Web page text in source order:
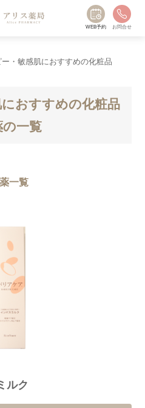
WEB予約 お問合せ
ー・敏感肌におすすめの化粧品
おすすめの化粧品
の一覧
一覧
ルク